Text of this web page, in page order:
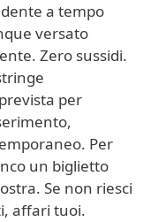
a tempo
versato
Zero sussidi.
per
Per
un biglietto
Se non riesci
affari tuoi.